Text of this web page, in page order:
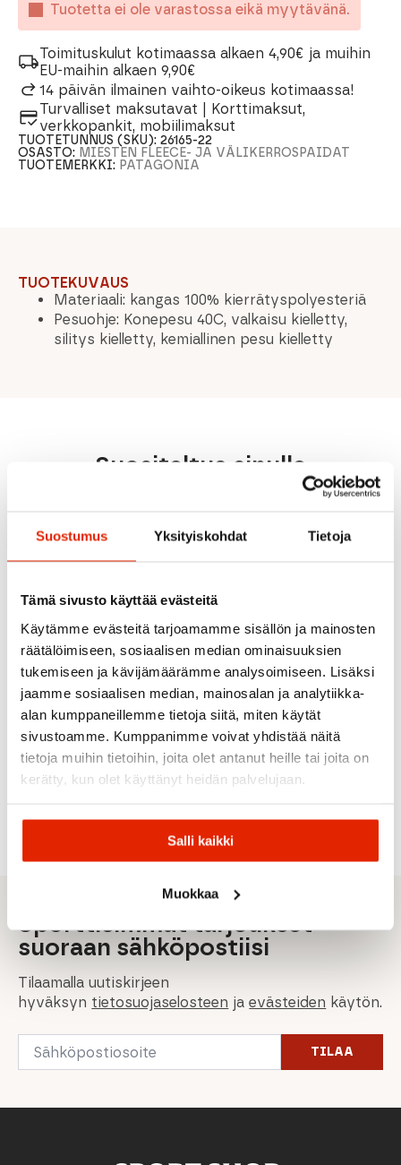
Suostumus Yksityiskohdat Tietoja
Tämä sivusto käyttää evästeitä
Käytämme evästeitä tarjoamamme sisällön ja mainosten
räätälöimiseen, sosiaalisen median ominaisuuksien
tukemiseen ja kävijämäärämme analysoimiseen. Lisäksi
jaamme sosiaalisen median, mainosalan ja analytiikka-
alan kumppaneillemme tietoja siitä, miten käytät
sivustoamme. Kumppanimme voivat yhdistää näitä
tietoja muihin tietoihin, joita olet antanut heille tai joita on
kerätty, kun olet käyttänyt heidän palvelujaan.
Salli kaikki
Muokkaa
Tuotetta ei ole varastossa eikä myytävänä.
Toimituskulut kotimaassa alkaen 4,90€ ja muihin
EU-maihin alkaen 9,90€
14 päivän ilmainen vaihto-oikeus kotimaassa!
Turvalliset maksutavat | Korttimaksut,
verkkopankit, mobiilimaksut
TUOTETUNNUS (SKU):26165-22
OSASTO: MIESTEN FLEECE- JA VÄLIKERROSPAIDAT
TUOTEMERKKI: PATAGONIA
TUOTEKUVAUS
Materiaali: kangas 100% kierrätyspolyesteriä
Pesuohje: Konepesu 40C, valkaisu kielletty,
silitys kielletty, kemiallinen pesu kielletty
Suositeltua sinulle
ALE
199,00€
Thermo
Wool
Miesten
Paita
Odlo
–Hintaluokka:
-
Odlo
Run
Easy HZ
Miesten
Paita
MELANGE
Patagonia
Patagonia
R1® Air
Crewneck
Miesten
Haglöfs
Haglöfs
Mid
Miesten
OLIVE
TARN
Amundsen
Sports
Zip
Miesten
Sporttisimmat tarjoukset
suoraan sähköpostiisi
Tilaamalla uutiskirjeen
hyväksyn tietosuojaselosteen jaevästeiden käytön.
Email
TILAA